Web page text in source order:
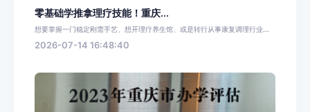
零基础学推拿理疗技能！重庆...
想要掌握一门稳定刚需手艺、想开理疗养生馆、或是转行从事康复调理行业...
2026-07-14 16:48:40